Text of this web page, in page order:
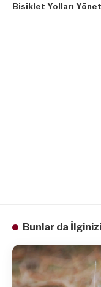
Bisiklet Yolları
Bunlar da